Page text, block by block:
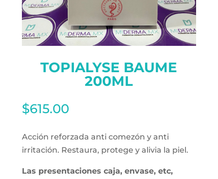
TOPIALYSE BAUME
200ML
$615.00
Acción reforzada anti comezón y anti
irritación. Restaura, protege y alivia la piel.
Las presentaciones caja, envase, etc,